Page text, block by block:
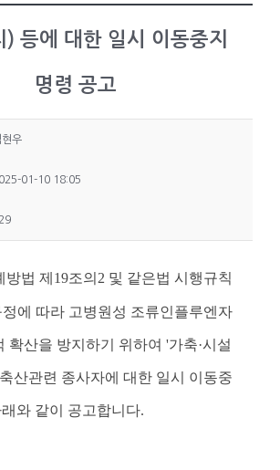
) 등에 대한 일시 이동중지
명령 공고
현우
01-10 18:05
방법 제19조의2 및 같은법 시행규칙
정에 따라 고병원성 조류인플루엔자
확산을 방지하기 위하여 '가축·시설
산관련 종사자에 대한 일시 이동중
와 같이 공고합니다.